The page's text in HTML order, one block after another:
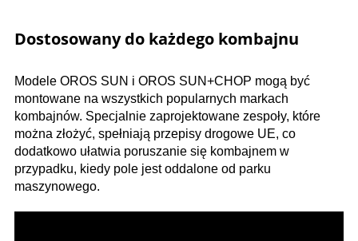
Dostosowany do każdego kombajnu
Modele OROS SUN i OROS SUN+CHOP mogą być
montowane na wszystkich popularnych markach
kombajnów. Specjalnie zaprojektowane zespoły, które
można złożyć, spełniają przepisy drogowe UE, co
dodatkowo ułatwia poruszanie się kombajnem w
przypadku, kiedy pole jest oddalone od parku
maszynowego.